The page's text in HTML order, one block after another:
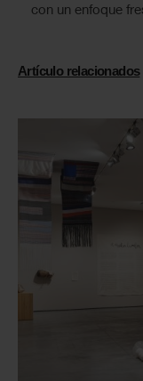
con un enfoque
Artículo relacionados